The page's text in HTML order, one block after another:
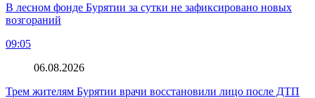
В лесном фонде Бурятии за сутки не зафиксировано новых
возгораний
09:05
06.08.2026
Трем жителям Бурятии врачи восстановили лицо после ДТП